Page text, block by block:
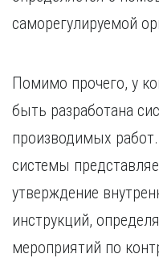
саморегулируемой
Помимо прочего, у
быть разработана
производимых
системы
утверждение
инструкций,
мероприятий по